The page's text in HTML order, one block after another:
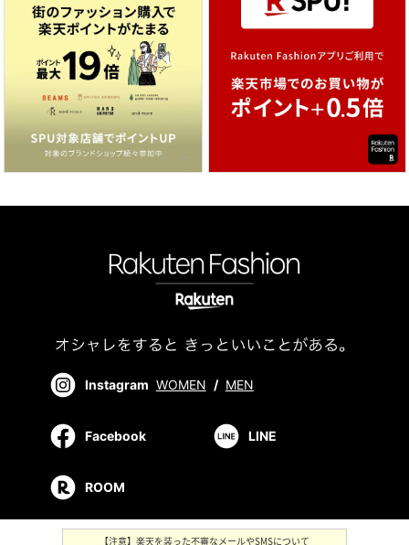
Instagram WOMEN / MEN
Facebook LINE
ROOM
【注意】楽天を装った不審なメールやSMSについて